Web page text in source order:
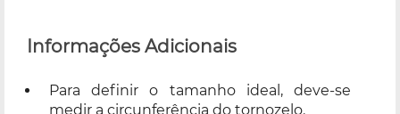
Informações Adicionais
Para definir o tamanho ideal, deve-se
medir a circunferência do tornozelo.